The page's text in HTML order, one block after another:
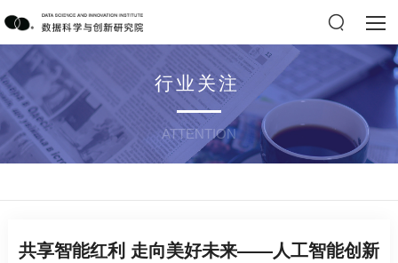
行业关注
ATTENTION
共享智能红利 走向美好未来——人工智能创新